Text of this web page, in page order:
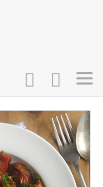
INLOGGEN
AANMELDEN